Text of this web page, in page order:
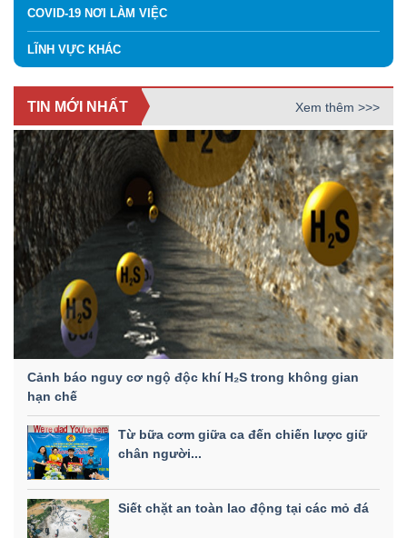
COVID-19 NƠI LÀM VIỆC
LĨNH VỰC KHÁC
TIN MỚI NHẤT Xem thêm >>>
Cảnh báo nguy cơ ngộ độc khí H₂S trong không gian
hạn chế
Từ bữa cơm giữa ca đến chiến lược giữ
chân người...
Siết chặt an toàn lao động tại các mỏ đá